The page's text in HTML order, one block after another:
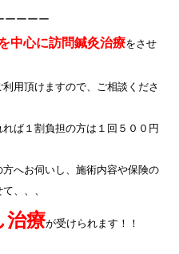
ーーーー
中心に訪問鍼灸治療をさせ
用頂けますので、ご相談くださ
ば１割負担の方は１回５００円
へお伺いし、施術内容や保険の
、、、
治療が受けられます！！